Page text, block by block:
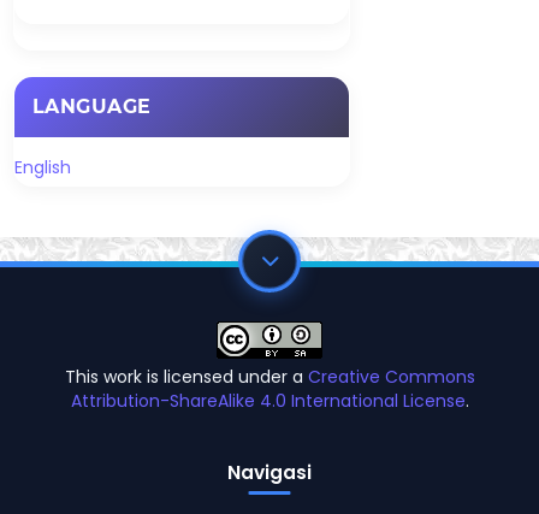
LANGUAGE
English
This work is licensed under a Creative Commons
Attribution-ShareAlike 4.0 International License.
Navigasi